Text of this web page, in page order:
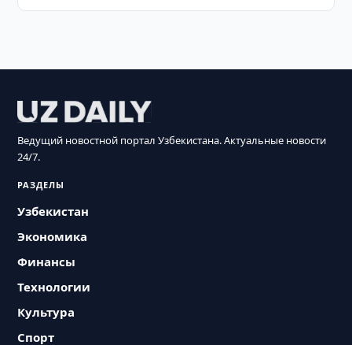
Ведущий новостной портал Узбекистана. Актуальные новости
24/7.
РАЗДЕЛЫ
Узбекистан
Экономика
Финансы
Технологии
Культура
Спорт